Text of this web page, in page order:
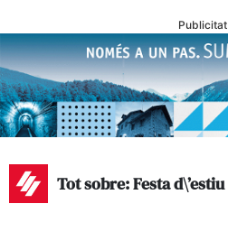
Publicitat
Tot sobre: Festa d\’estiu